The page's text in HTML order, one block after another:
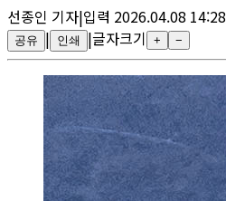
선종인 기자|입력 2026.04.08 14:28
공유 | 인쇄 |글자크기 + −